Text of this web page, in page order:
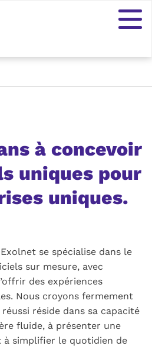
à concevoir
uniques pour
uniques.
se spécialise dans le
sur mesure, avec
des expériences
Nous croyons fermement
réside dans sa capacité
fluide, à présenter une
simplifier le quotidien de